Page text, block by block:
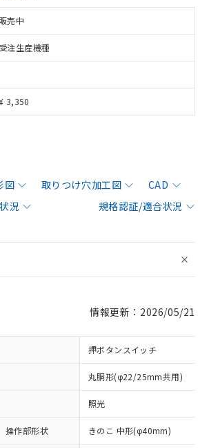
販売中
受注生産機種
3,350
図 取りつけ穴加工図
CAD
況
規格認証/適合状況
情報更新：2026/05/21
押ボタンスイッチ
丸胴形(φ22/25mm共用)
照光
操作部形状 きのこ 中形(φ40mm)